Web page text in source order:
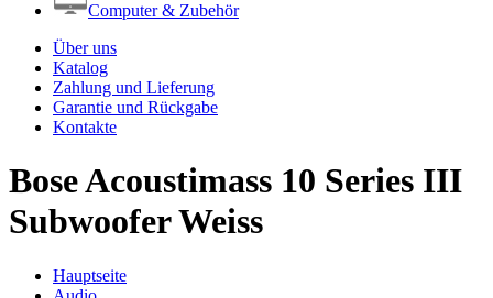
Computer & Zubehör
Über uns
Katalog
Zahlung und Lieferung
Garantie und Rückgabe
Kontakte
Bose Acoustimass 10 Series III
Subwoofer Weiss
Hauptseite